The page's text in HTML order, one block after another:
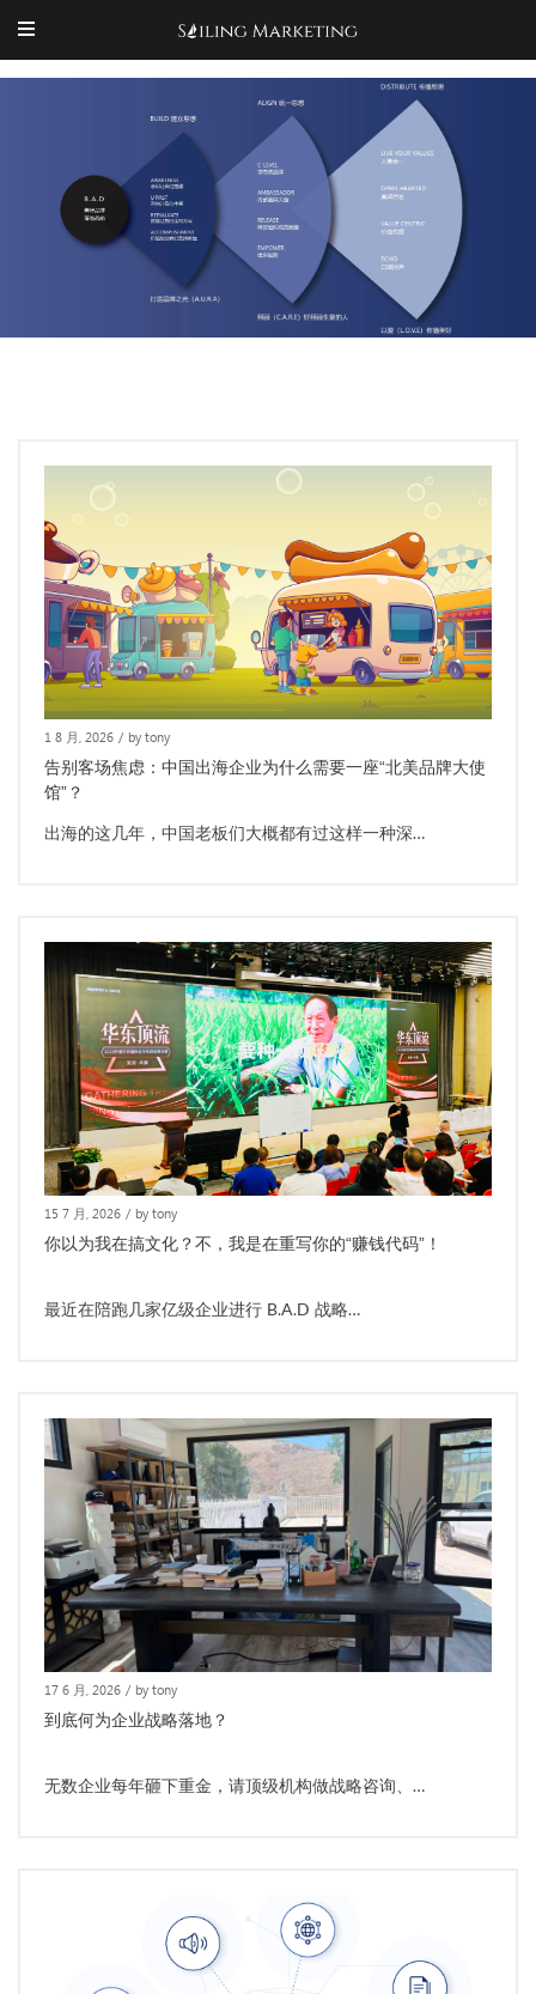
1 8 月, 2026 / by tony
告别客场焦虑：中国出海企业为什么需要一座“北美品牌大使
馆”？
出海的这几年，中国老板们大概都有过这样一种深…
15 7 月, 2026 / by tony
你以为我在搞文化？不，我是在重写你的“赚钱代码”！
最近在陪跑几家亿级企业进行 B.A.D 战略…
17 6 月, 2026 / by tony
到底何为企业战略落地？
无数企业每年砸下重金，请顶级机构做战略咨询、…